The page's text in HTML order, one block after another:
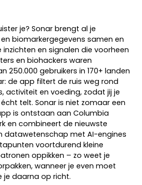
je? Sonar brengt al je
biomarkergegevens samen en
en signalen die voorheen
en biohackers waren
250.000 gebruikers in 170+ landen
de app filtert de ruis weg rond
activiteit en voeding, zodat jij je
telt. Sonar is niet zomaar een
is ontstaan aan Columbia
en combineert de nieuwste
datawetenschap met AI-engines
voortdurend kleine
oppikken – zo weet je
wanneer je even moet
je daarna op richt.